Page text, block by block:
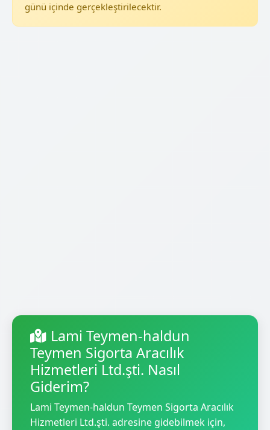
günü içinde gerçekleştirilecektir.
Lami Teymen-haldun
Teymen Sigorta Aracılık
Hizmetleri Ltd.şti. Nasıl
Giderim?
Lami Teymen-haldun Teymen Sigorta Aracılık
Hizmetleri Ltd.şti. adresine gidebilmek için,